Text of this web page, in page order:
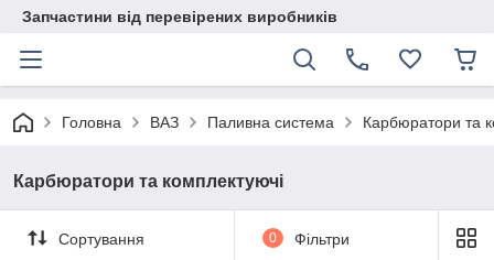
Запчастини від перевірених виробників
Головна ВАЗ Паливна система Карбюратори та
Карбюратори та комплектуючі
Сортування 0 Фільтри